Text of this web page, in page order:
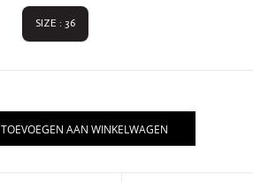
SIZE : 36
TOEVOEGEN AAN WINKELWAGEN